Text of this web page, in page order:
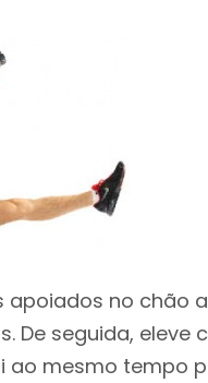
no chão
De seguida,
mesmo tempo